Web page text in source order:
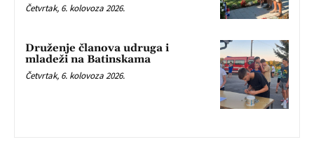
Četvrtak, 6. kolovoza 2026.
Druženje članova udruga i
mladeži na Batinskama
Četvrtak, 6. kolovoza 2026.